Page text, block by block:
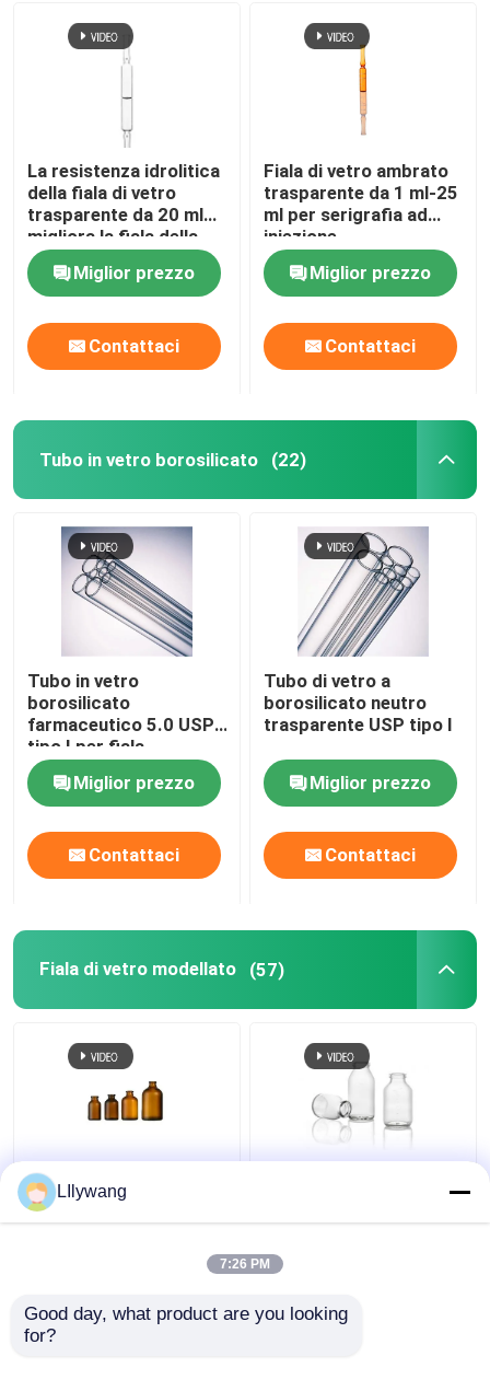
Tubo di vetro ambrato
La resistenza idrolitica
della fiala di vetro
trasparente da 20 ml
migliora la fiala della
fiala della stabilità del
farmacoMiglior prezzo
Contattaci
Fiala di vetro ambrato
trasparente da 1 ml-25
ml per serigrafia ad
iniezione
Miglior prezzo
Contattaci
Tubo in vetro borosilicato (22)
Tubo in vetro
borosilicato
farmaceutico 5.0 USP
tipo I per fiala
Miglior prezzo
Contattaci
Tubo di vetro a
borosilicato neutro
trasparente USP tipo I
Miglior prezzo
Contattaci
Fiala di vetro modellato (57)
Flacone di reagente in
vetro ambrato da 10 ml
Fiala in vetro stampato
LIlywang
7:26 PM
Good day, what product are you looking
for?